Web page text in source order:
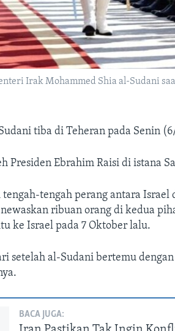
Irak Mohammed Shia al-Sudani
tiba di Teheran pada Senin
Presiden Ebrahim Raisi di istana
tengah perang antara Israel
ribuan orang di kedua
ke Israel pada 7 Oktober lalu.
setelah al-Sudani bertemu
BACA JUGA: